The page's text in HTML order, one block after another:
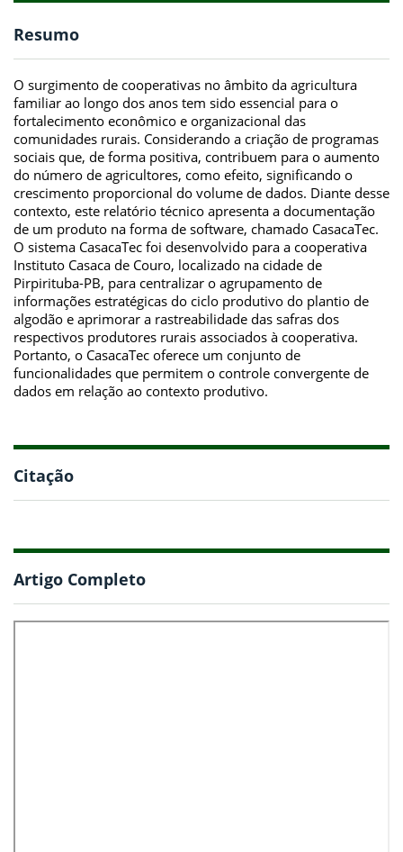
Resumo
O surgimento de cooperativas no âmbito da agricultura
familiar ao longo dos anos tem sido essencial para o
fortalecimento econômico e organizacional das
comunidades rurais. Considerando a criação de programas
sociais que, de forma positiva, contribuem para o aumento
do número de agricultores, como efeito, significando o
crescimento proporcional do volume de dados. Diante desse
contexto, este relatório técnico apresenta a documentação
de um produto na forma de software, chamado CasacaTec.
O sistema CasacaTec foi desenvolvido para a cooperativa
Instituto Casaca de Couro, localizado na cidade de
Pirpirituba-PB, para centralizar o agrupamento de
informações estratégicas do ciclo produtivo do plantio de
algodão e aprimorar a rastreabilidade das safras dos
respectivos produtores rurais associados à cooperativa.
Portanto, o CasacaTec oferece um conjunto de
funcionalidades que permitem o controle convergente de
dados em relação ao contexto produtivo.
Citação
Artigo Completo